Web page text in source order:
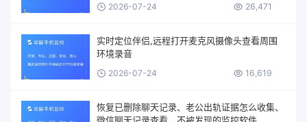
2026-07-24 26,471
实时定位伴侣,远程打开麦克风摄像头查看周围
环境录音
2026-07-24 16,619
恢复已删除聊天记录、老公出轨证据怎么收集、
微信聊天记录查看、不被发现的监控软件